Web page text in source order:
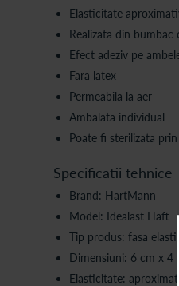
Elasticitate
Realizata din bumbac
Efect adeziv pe
Fara latex
Permeabila la aer
Ambalata individual
Poate fi sterilizata
Specificatii tehnice
Brand: HartMann
Model: Idealast Haft
Tip produs: fasa
Dimensiuni: 6 cm x 4 m
Elasticitate: